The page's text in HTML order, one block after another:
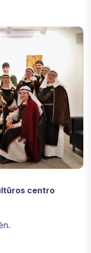
centro